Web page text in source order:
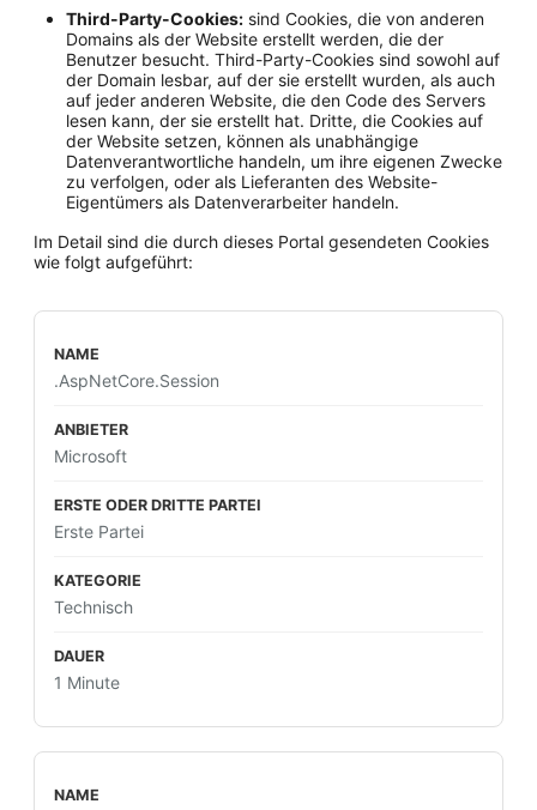
Third-Party-Cookies: sind Cookies, die von anderen
Domains als der Website erstellt werden, die der
Benutzer besucht. Third-Party-Cookies sind sowohl auf
der Domain lesbar, auf der sie erstellt wurden, als auch
auf jeder anderen Website, die den Code des Servers
lesen kann, der sie erstellt hat. Dritte, die Cookies auf
der Website setzen, können als unabhängige
Datenverantwortliche handeln, um ihre eigenen Zwecke
zu verfolgen, oder als Lieferanten des Website-
Eigentümers als Datenverarbeiter handeln.
Im Detail sind die durch dieses Portal gesendeten Cookies
wie folgt aufgeführt:
.AspNetCore.Session
Microsoft
Erste Partei
Technisch
1 Minute